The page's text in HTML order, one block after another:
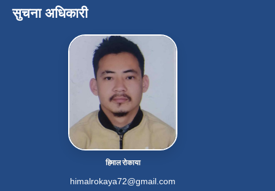
सुचना अधिकारी
हिमाल रोकाया
himalrokaya72@gmail.com